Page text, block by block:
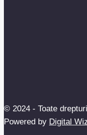
© 2024 - Toate
Powered by Digital